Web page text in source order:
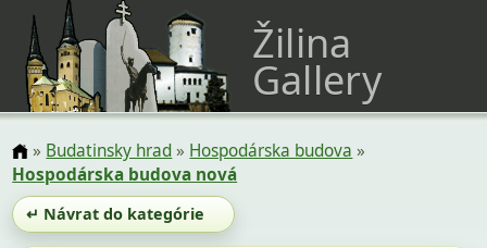
Žilina
Gallery
» Budatinsky hrad» Hospodárska budova »
Hospodárska budova nová
↵ Návrat do kategórie